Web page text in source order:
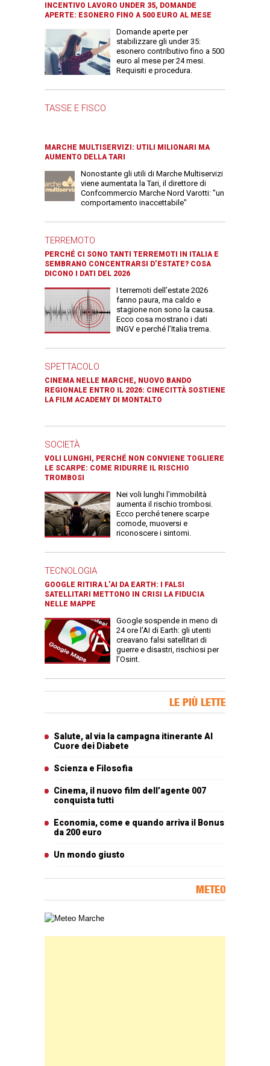
INCENTIVO LAVORO UNDER 35, DOMANDE
APERTE: ESONERO FINO A 500 EURO AL MESE
Domande aperte per
stabilizzare gli under 35:
esonero contributivo fino a 500
euro al mese per 24 mesi.
Requisiti e procedura.
TASSE E FISCO
MARCHE MULTISERVIZI: UTILI MILIONARI MA
AUMENTO DELLA TARI
Nonostante gli utili di Marche Multiservizi
viene aumentata la Tari, il direttore di
Confcommercio Marche Nord Varotti: "un
comportamento inaccettabile"
TERREMOTO
PERCHÉ CI SONO TANTI TERREMOTI IN ITALIA E
SEMBRANO CONCENTRARSI D’ESTATE? COSA
DICONO I DATI DEL 2026
I terremoti dell’estate 2026
fanno paura, ma caldo e
stagione non sono la causa.
Ecco cosa mostrano i dati
INGV e perché l’Italia trema.
SPETTACOLO
CINEMA NELLE MARCHE, NUOVO BANDO
REGIONALE ENTRO IL 2026: CINECITTÀ SOSTIENE
LA FILM ACADEMY DI MONTALTO
SOCIETÀ
VOLI LUNGHI, PERCHÉ NON CONVIENE TOGLIERE
LE SCARPE: COME RIDURRE IL RISCHIO
TROMBOSI
Nei voli lunghi l’immobilità
aumenta il rischio trombosi.
Ecco perché tenere scarpe
comode, muoversi e
riconoscere i sintomi.
TECNOLOGIA
GOOGLE RITIRA L’AI DA EARTH: I FALSI
SATELLITARI METTONO IN CRISI LA FIDUCIA
NELLE MAPPE
Google sospende in meno di
24 ore l’AI di Earth: gli utenti
creavano falsi satellitari di
guerre e disastri, rischiosi per
l’Osint.
LE PIÙ LETTE
Salute, al via la campagna itinerante Al
Cuore dei Diabete
Scienza e Filosofia
Cinema, il nuovo film dell’agente 007
conquista tutti
Economia, come e quando arriva il Bonus
da 200 euro
Un mondo giusto
METEO
Carta meteorologica delle Marche